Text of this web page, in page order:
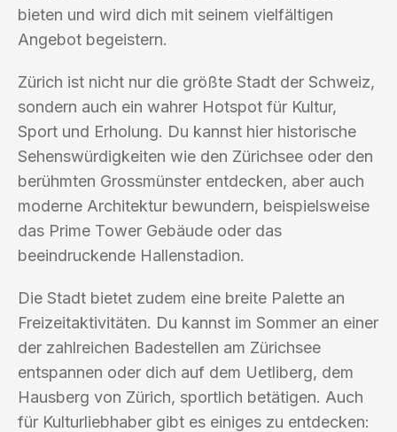
bieten und wird dich mit seinem vielfältigen
Angebot begeistern.
Zürich ist nicht nur die größte Stadt der Schweiz,
sondern auch ein wahrer Hotspot für Kultur,
Sport und Erholung. Du kannst hier historische
Sehenswürdigkeiten wie den Zürichsee oder den
berühmten Grossmünster entdecken, aber auch
moderne Architektur bewundern, beispielsweise
das Prime Tower Gebäude oder das
beeindruckende Hallenstadion.
Die Stadt bietet zudem eine breite Palette an
Freizeitaktivitäten. Du kannst im Sommer an einer
der zahlreichen Badestellen am Zürichsee
entspannen oder dich auf dem Uetliberg, dem
Hausberg von Zürich, sportlich betätigen. Auch
für Kulturliebhaber gibt es einiges zu entdecken: